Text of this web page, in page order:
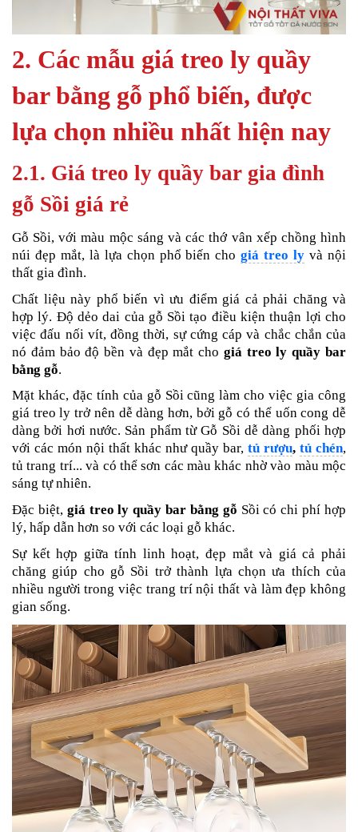
2. Các mẫu giá treo ly quầy
bar bằng gỗ phổ biến, được
lựa chọn nhiều nhất hiện nay
2.1. Giá treo ly quầy bar gia đình
gỗ Sồi giá rẻ
Gỗ Sồi, với màu mộc sáng và các thớ vân xếp chồng hình
núi đẹp mắt, là lựa chọn phổ biến chogiá treo ly và nội
thất gia đình.
Chất liệu này phổ biến vì ưu điểm giá cả phải chăng và
hợp lý. Độ dẻo dai của gỗ Sồi tạo điều kiện thuận lợi cho
việc đấu nối vít, đồng thời, sự cứng cáp và chắc chắn của
nó đảm bảo độ bền và đẹp mắt cho giá treo ly quầy bar
bằng gỗ.
Mặt khác, đặc tính của gỗ Sồi cũng làm cho việc gia công
giá treo ly trở nên dễ dàng hơn, bởi gỗ có thể uốn cong dễ
dàng bởi hơi nước. Sản phẩm từ Gỗ Sồi dễ dàng phối hợp
với các món nội thất khác như quầy bar, tủ rượu, tủ chén,
tủ trang trí... và có thể sơn các màu khác nhờ vào màu mộc
sáng tự nhiên.
Đặc biệt, giá treo ly quầy bar bằng gỗ Sồi có chi phí hợp
lý, hấp dẫn hơn so với các loại gỗ khác.
Sự kết hợp giữa tính linh hoạt, đẹp mắt và giá cả phải
chăng giúp cho gỗ Sồi trở thành lựa chọn ưa thích của
nhiều người trong việc trang trí nội thất và làm đẹp không
gian sống.